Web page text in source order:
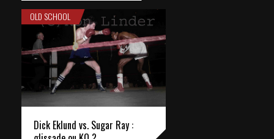
OLD SCHOOL
Dick Eklund vs. Sugar Ray :